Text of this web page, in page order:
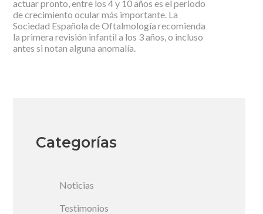
actuar pronto, entre los 4 y 10 años es el periodo
de crecimiento ocular más importante. La
Sociedad Española de Oftalmología recomienda
la primera revisión infantil a los 3 años, o incluso
antes si notan alguna anomalía.
Categorías
Noticias
Testimonios